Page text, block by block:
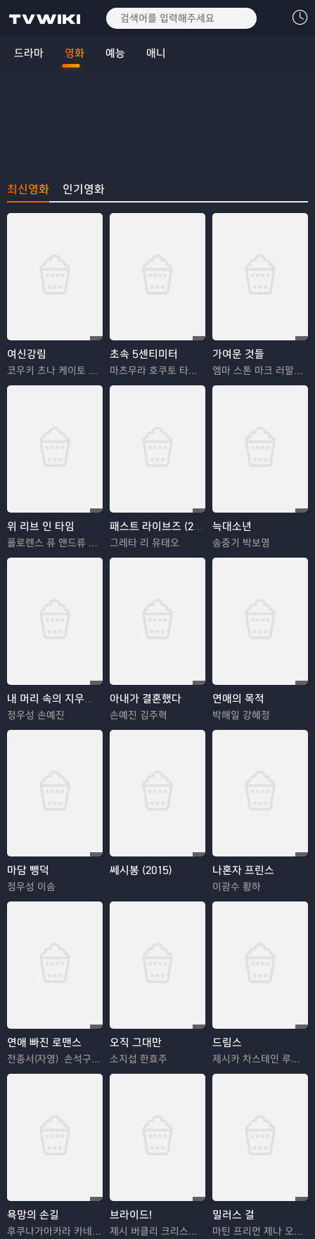
드라마 영화 예능 애니
최신영화 인기영화
여신강림
코우키 츠나 케이토 와타나베 케이스케
초속 5센티미터
마츠무라 호쿠토 타카하타 미츠키
가여운 것들
엠마 스톤 마크 러팔로 윌렘 대포
위 리브 인 타임
플로렌스 퓨 앤드류 가필드
패스트 라이브즈 (2023)
그레타 리 유태오
늑대소년
송중기 박보영
내 머리 속의 지우개 (2004)
정우성 손예진
아내가 결혼했다
손예진 김주혁
연애의 목적
박해일 강혜정
마담 뺑덕
정우성 이솜
쎄시봉 (2015) 나혼자 프린스
이광수 황하
연애 빠진 로맨스
전종서(자영) 손석구(우리)
오직 그대만
소지섭 한효주
드림스
제시카 차스테인 루퍼트 프렌드 아이작 에르난데스 마샬 벨
욕망의 손길
후쿠나가아카라 카네코 다이치
브라이드!
제시 버클리 크리스찬 베일 피터 사스가드
밀러스 걸
마틴 프리먼 제나 오르테가